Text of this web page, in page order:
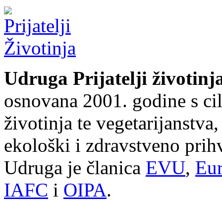
Udruga Prijatelji
osnovana 2001. godine s
životinja te
ekološki i zdravstveno
Udruga je članica EVU,
IAFC i OIPA.